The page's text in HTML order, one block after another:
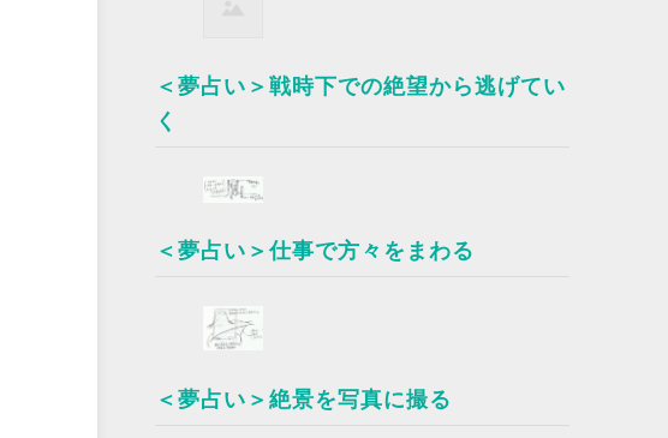
＜夢占い＞戦時下での絶望から逃げてい
く
＜夢占い＞仕事で方々をまわる
＜夢占い＞絶景を写真に撮る